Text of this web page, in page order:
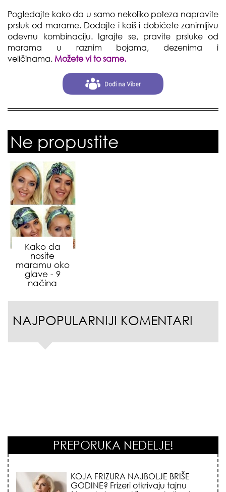
Pogledajte kako da u samo nekoliko poteza napravite
prsluk od marame. Dodajte i kaiš i dobićete zanimljivu
odevnu kombinaciju. Igrajte se, pravite prsluke od
marama u raznim bojama, dezenima i
veličinama. Možete vi to same.
Ne propustite
Kako da
nosite
maramu oko
glave - 9
načina
NAJPOPULARNIJI KOMENTARI
PREPORUKA NEDELJE!
KOJA FRIZURA NAJBOLJE BRIŠE
GODINE? Frizeri otkrivaju tajnu